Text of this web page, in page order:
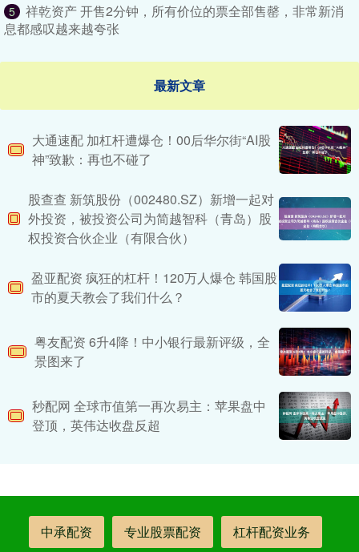
5
祥乾资产 开售2分钟，所有价位的票全部售罄，非常新消
息都感叹越来越夸张
最新文章
大通速配 加杠杆遭爆仓！00后华尔街“AI股
神”致歉：再也不碰了
股查查 新筑股份（002480.SZ）新增一起对
外投资，被投资公司为简越智科（青岛）股
权投资合伙企业（有限合伙）
盈亚配资 疯狂的杠杆！120万人爆仓 韩国股
市的夏天教会了我们什么？
粤友配资 6升4降！中小银行最新评级，全
景图来了
秒配网 全球市值第一再次易主：苹果盘中
登顶，英伟达收盘反超
中承配资 专业股票配资 杠杆配资业务